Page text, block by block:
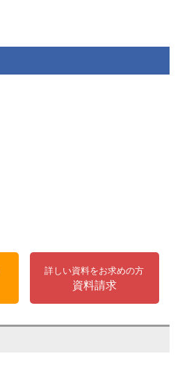
詳しい資料をお求めの方
資料請求